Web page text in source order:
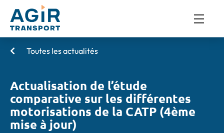
Toutes les actualités
Actualisation de l’étude
comparative sur les différentes
motorisations de la CATP (4ème
mise à jour)